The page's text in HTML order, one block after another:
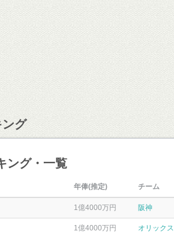
グ
ング・一覧
年俸(推定) チーム
1億4000万円 阪神
1億4000万円 オリックス